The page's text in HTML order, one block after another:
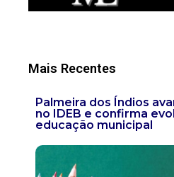
Mais Recentes
Palmeira dos Índios
no IDEB e confirma
educação municipal